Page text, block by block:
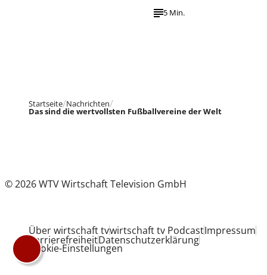
5 Min.
Startseite Nachrichten
Das sind die wertvollsten Fußballvereine der Welt
© 2026 WTV Wirtschaft Television GmbH
Über wirtschaft tvwirtschaft tv PodcastImpressum
BarrierefreiheitDatenschutzerklärung
Cookie-Einstellungen